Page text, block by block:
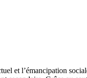
et l’émancipation